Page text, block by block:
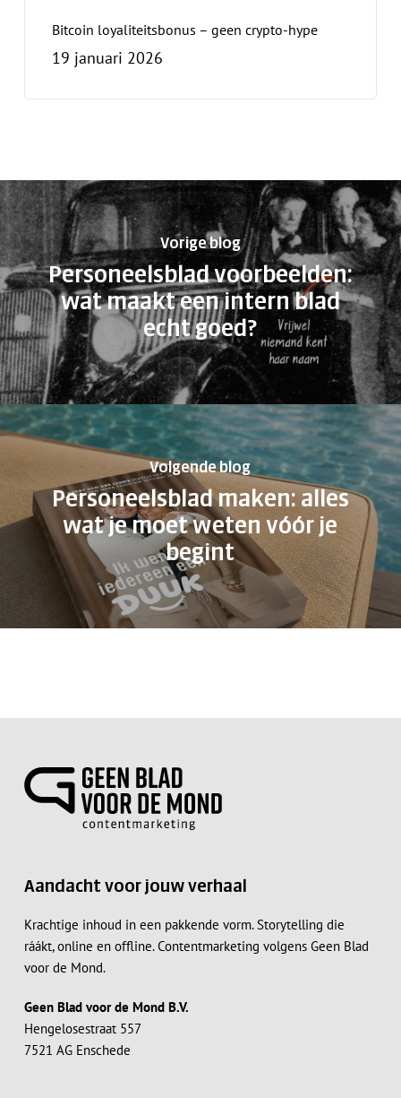
Bitcoin loyaliteitsbonus – geen crypto-hype
19 januari 2026
Vorige blog
Personeelsblad voorbeelden:
wat maakt een intern blad
echt goed?
Volgende blog
Personeelsblad maken: alles
wat je moet weten vóór je
begint
Aandacht voor jouw verhaal
Krachtige inhoud in een pakkende vorm. Storytelling die
ráákt, online en offline. Contentmarketing volgens Geen Blad
voor de Mond.
Geen Blad voor de Mond B.V.
Hengelosestraat 557
7521 AG Enschede